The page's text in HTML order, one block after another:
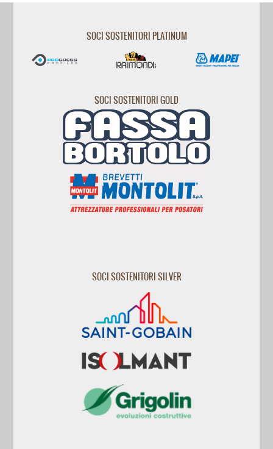
SOCI SOSTENITORI PLATINUM
SOCI SOSTENITORI GOLD
SOCI SOSTENITORI SILVER